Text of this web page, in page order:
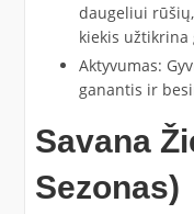
daugeliui
kiekis užtikrina
Aktyvumas:
ganantis ir
Savana
Sezonas)